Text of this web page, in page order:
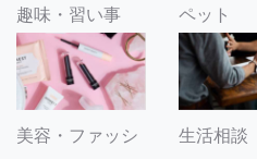
趣味・習い事 ペット
美容・ファッシ
生活相談